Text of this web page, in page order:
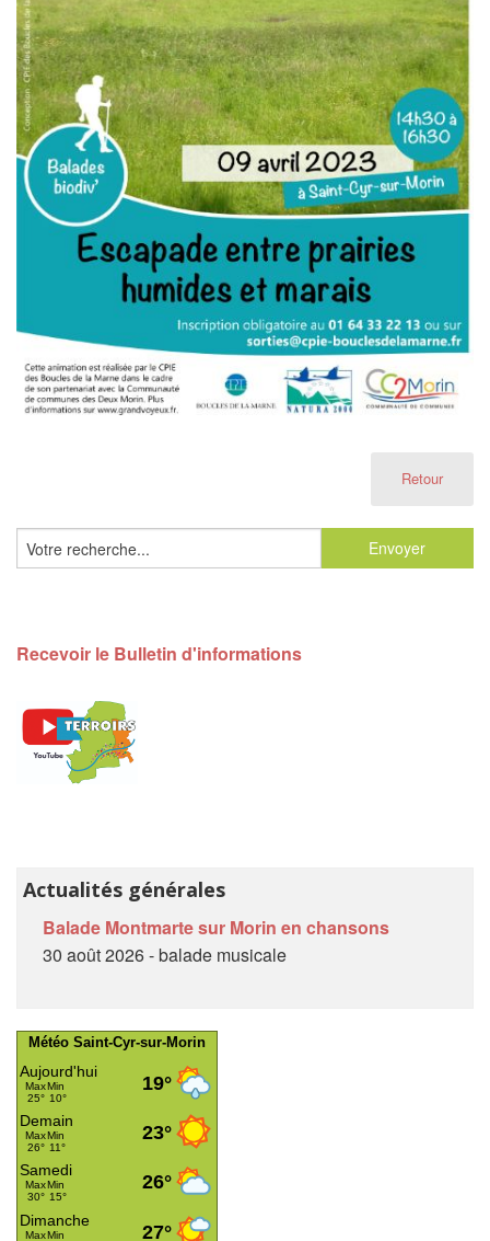
Retour
Recevoir le Bulletin d'informations
Actualités générales
Balade Montmarte sur Morin en chansons
30 août 2026 - balade musicale
Météo Saint-Cyr-sur-Morin